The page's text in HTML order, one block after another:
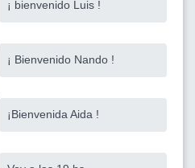
¡ bienvenido Luis !
¡ Bienvenido Nando !
¡Bienvenida Aida !